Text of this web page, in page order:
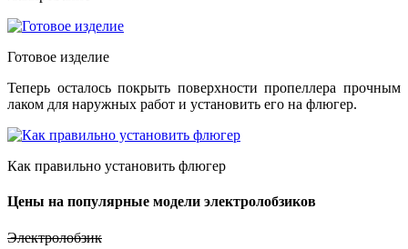
Готовое изделие
Теперь осталось покрыть поверхности пропеллера прочным
лаком для наружных работ и установить его на флюгер.
Как правильно установить флюгер
Цены на популярные модели электролобзиков
Электролобзик